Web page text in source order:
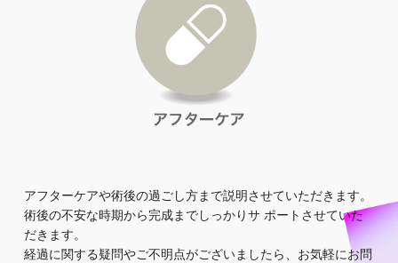
アフターケアや術後の過ごし方まで説明させていただきます。
術後の不安な時期から完成までしっかりサ ポートさせていた
だきます。
経過に関する疑問やご不明点がございましたら、お気軽にお問